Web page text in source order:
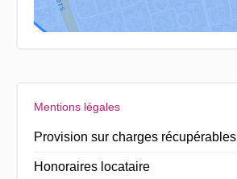
Mentions légales
Provision sur charges récupérables
Honoraires locataire